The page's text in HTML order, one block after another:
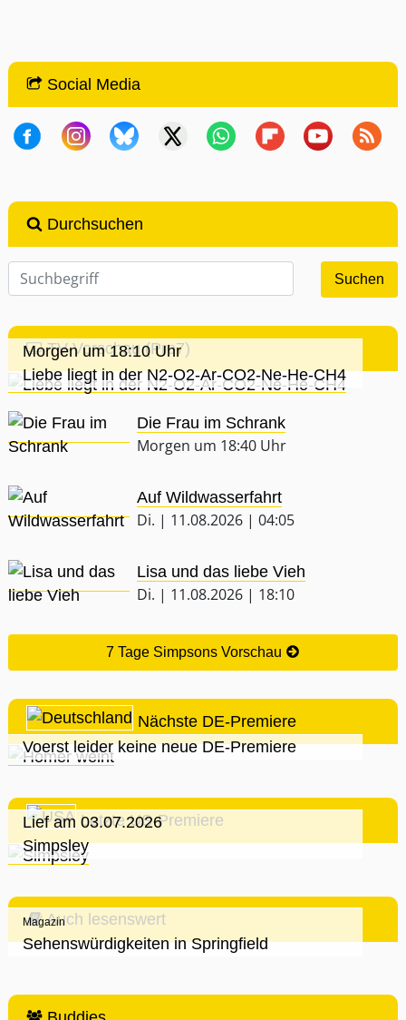
Social Media
Durchsuchen
TV-Vorschau (Pro7)
Morgen um 18:10 Uhr
Liebe liegt in der N2-O2-Ar-CO2-Ne-He-CH4
Die Frau im Schrank
Morgen um 18:40 Uhr
Auf Wildwasserfahrt
Di. | 11.08.2026 | 04:05
Lisa und das liebe Vieh
Di. | 11.08.2026 | 18:10
7 Tage Simpsons Vorschau
Nächste DE-Premiere
Voerst leider keine neue DE-Premiere
Letzte US-Premiere
Lief am 03.07.2026
Simpsley
Auch lesenswert
Magazin
Sehenswürdigkeiten in Springfield